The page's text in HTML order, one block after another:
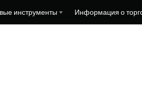
инструменты Информация о